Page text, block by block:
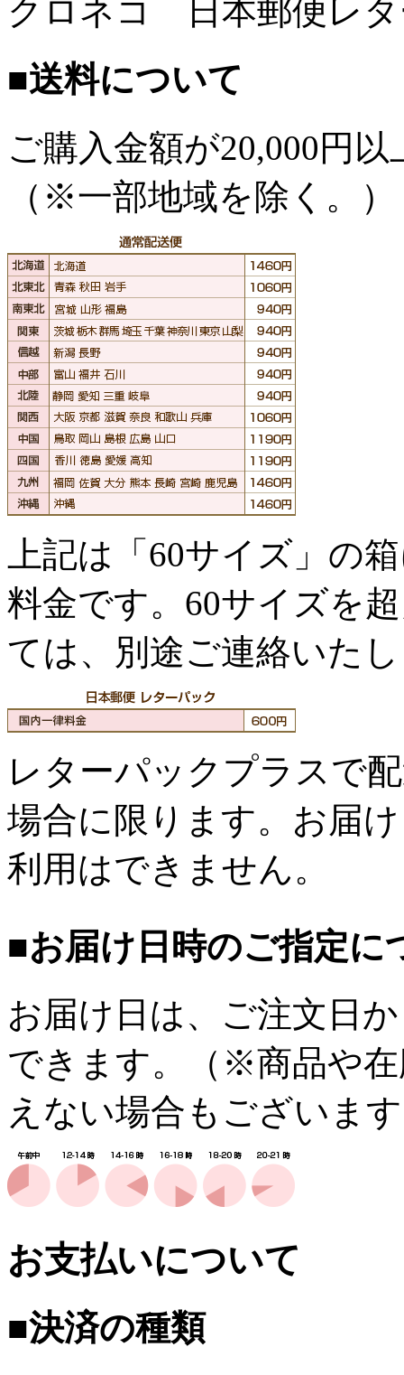
クロネコ 日本郵便レ
■送料について
ご購入金額が20,000円
（※一部地域を除く。）
上記は「60サイズ」の
料金です。60サイズを
ては、別途ご連絡いた
レターパックプラスで
場合に限ります。お届
利用はできません。
■お届け日時のご指定に
お届け日は、ご注文日
できます。（※商品や
えない場合もございま
お支払いについて
■決済の種類